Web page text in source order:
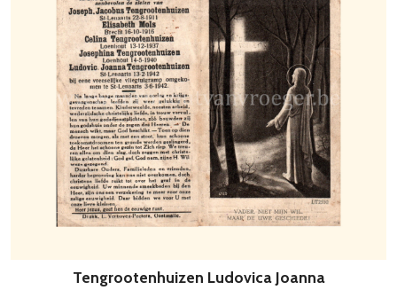
Tengrootenhuizen Ludovica Joanna